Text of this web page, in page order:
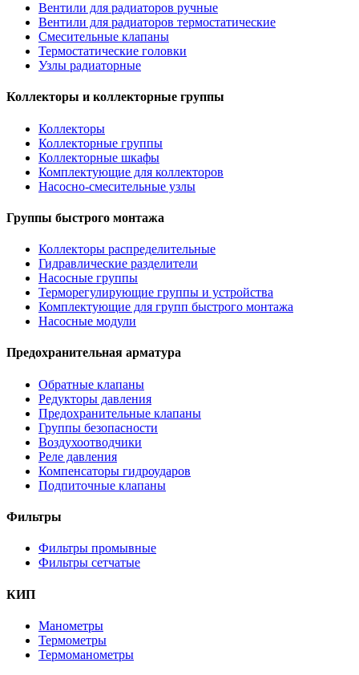
Вентили для радиаторов ручные
Вентили для радиаторов термостатические
Смесительные клапаны
Термостатические головки
Узлы радиаторные
Коллекторы и коллекторные группы
Коллекторы
Коллекторные группы
Коллекторные шкафы
Комплектующие для коллекторов
Насосно-смесительные узлы
Группы быстрого монтажа
Коллекторы распределительные
Гидравлические разделители
Насосные группы
Терморегулирующие группы и устройства
Комплектующие для групп быстрого монтажа
Насосные модули
Предохранительная арматура
Обратные клапаны
Редукторы давления
Предохранительные клапаны
Группы безопасности
Воздухоотводчики
Реле давления
Компенсаторы гидроударов
Подпиточные клапаны
Фильтры
Фильтры промывные
Фильтры сетчатые
КИП
Манометры
Термометры
Термоманометры